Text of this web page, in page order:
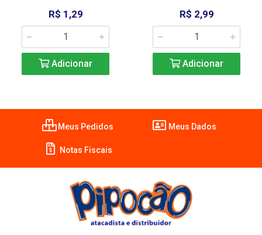
R$ 1,29
Adicionar
R$ 2,99
Adicionar
Meus Pedidos Meus Dados
Notas Fiscais